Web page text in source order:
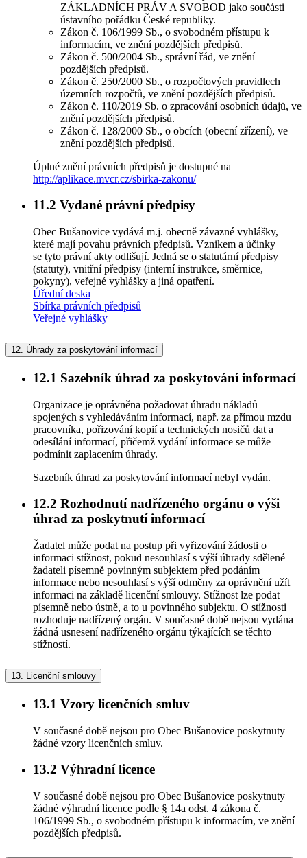
ZÁKLADNÍCH PRÁV A SVOBOD jako součásti
ústavního pořádku České republiky.
Zákon č. 106/1999 Sb., o svobodném přístupu k
informacím, ve znění pozdějších předpisů.
Zákon č. 500/2004 Sb., správní řád, ve znění
pozdějších předpisů.
Zákon č. 250/2000 Sb., o rozpočtových pravidlech
územních rozpočtů, ve znění pozdějších předpisů.
Zákon č. 110/2019 Sb. o zpracování osobních údajů, ve
znění pozdějších předpisů.
Zákon č. 128/2000 Sb., o obcích (obecní zřízení), ve
znění pozdějších předpisů.
Úplné znění právních předpisů je dostupné na
http://aplikace.mvcr.cz/sbirka-zakonu/
11.2 Vydané právní předpisy
Obec Bušanovice vydává m.j. obecně závazné vyhlášky,
které mají povahu právních předpisů. Vznikem a účinky
se tyto právní akty odlišují. Jedná se o statutární předpisy
(statuty), vnitřní předpisy (interní instrukce, směrnice,
pokyny), veřejné vyhlášky a jiná opatření.
Úřední deska
Sbírka právních předpisů
Veřejné vyhlášky
12. Úhrady za poskytování informací
12.1 Sazebník úhrad za poskytování informací
Organizace je oprávněna požadovat úhradu nákladů
spojených s vyhledáváním informací, např. za přímou mzdu
pracovníka, pořizování kopií a technických nosičů dat a
odesílání informací, přičemž vydání informace se může
podmínit zaplacením úhrady.
Sazebník úhrad za poskytování informací nebyl vydán.
12.2 Rozhodnutí nadřízeného orgánu o výši
úhrad za poskytnutí informací
Žadatel může podat na postup při vyřizování žádosti o
informaci stížnost, pokud nesouhlasí s výší úhrady sdělené
žadateli písemně povinným subjektem před podáním
informace nebo nesouhlasí s výší odměny za oprávnění užít
informaci na základě licenční smlouvy. Stížnost lze podat
písemně nebo ústně, a to u povinného subjektu. O stížnosti
rozhoduje nadřízený orgán. V současné době nejsou vydána
žádná usnesení nadřízeného orgánu týkajících se těchto
stížností.
13. Licenční smlouvy
13.1 Vzory licenčních smluv
V současné době nejsou pro Obec Bušanovice poskytnuty
žádné vzory licenčních smluv.
13.2 Výhradní licence
V současné době nejsou pro Obec Bušanovice poskytnuty
žádné výhradní licence podle § 14a odst. 4 zákona č.
106/1999 Sb., o svobodném přístupu k informacím, ve znění
pozdějších předpisů.